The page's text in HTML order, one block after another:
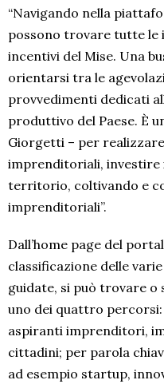
“Navigando nella
possono trovare tutte le
incentivi del Mise. Una
orientarsi tra le
provvedimenti dedicati
produttivo del Paese. È
Giorgetti – per
imprenditoriali,
territorio, coltivando e
imprenditoriali”.
Dall’home page del
classificazione delle
guidate, si può trovare o
uno dei quattro
aspiranti imprenditori,
cittadini; per parola
ad esempio startup,